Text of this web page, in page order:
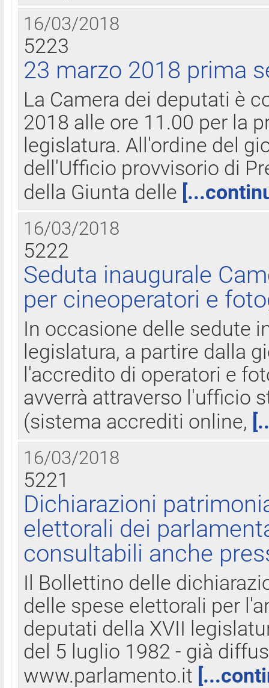
16/03/2018
5223
23 marzo 2018 prima
La Camera dei deputati è
2018 alle ore 11.00 per la
legislatura. All'ordine del
dell'Ufficio provvisorio di
della Giunta delle
16/03/2018
5222
Seduta inaugurale
per cineoperatori e
In occasione delle sedute
legislatura, a partire dalla
l'accredito di operatori e
avverrà attraverso l'ufficio
(sistema accrediti online,
16/03/2018
5221
Dichiarazioni
elettorali dei
consultabili anche
Il Bollettino delle
delle spese elettorali per
deputati della XVII
del 5 luglio 1982 - già
www.parlamento.it